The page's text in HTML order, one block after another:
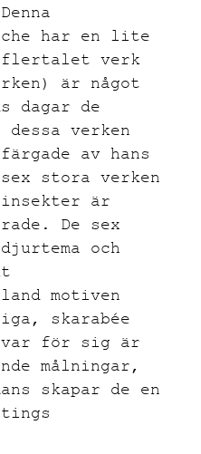
har en lite
flertalet verk
är något
dagar de
verken
av hans
stora verken
är
De sex
och
motiven
skarabée
för sig är
målningar,
skapar de en